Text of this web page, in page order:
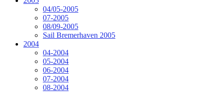
04/05-2005
07-2005
08/09-2005
Sail Bremerhaven 2005
2004
04-2004
05-2004
06-2004
07-2004
08-2004